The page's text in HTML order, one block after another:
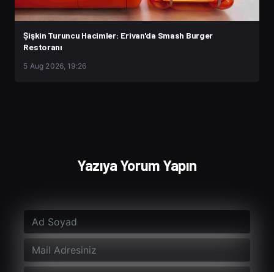
Şişkin Turuncu Hacimler: Erivan'da Smash Burger
Restoranı
5 Aug 2026, 19:26
Yazıya Yorum Yapın